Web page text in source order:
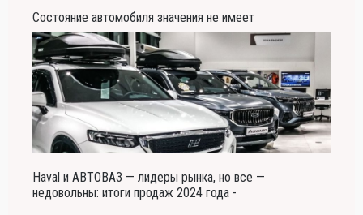
Состояние автомобиля значения не имеет
Haval и АВТОВАЗ — лидеры рынка, но все —
недовольны: итоги продаж 2024 года -